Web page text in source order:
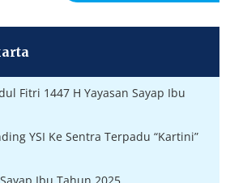
Fitri 1447 H Yayasan Sayap Ibu
YSI Ke Sentra Terpadu “Kartini”